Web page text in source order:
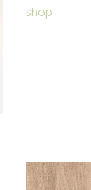
shop